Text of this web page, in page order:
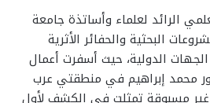
الرائد لعلماء وأساتذة جامعة
البحثية والحفائر الأثرية
الدولية، حيث أسفرت أعمال
محمد إبراهيم في منطقتي عرب
غير مسبوقة تمثلت في الكشف لأول